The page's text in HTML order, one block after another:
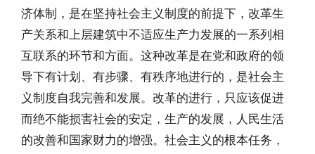
济体制，是在坚持社会主义制度的前提下，改革生
产关系和上层建筑中不适应生产力发展的一系列相
互联系的环节和方面。这种改革是在党和政府的领
导下有计划、有步骤、有秩序地进行的，是社会主
义制度自我完善和发展。改革的进行，只应该促进
而绝不能损害社会的安定，生产的发展，人民生活
的改善和国家财力的增强。社会主义的根本任务，